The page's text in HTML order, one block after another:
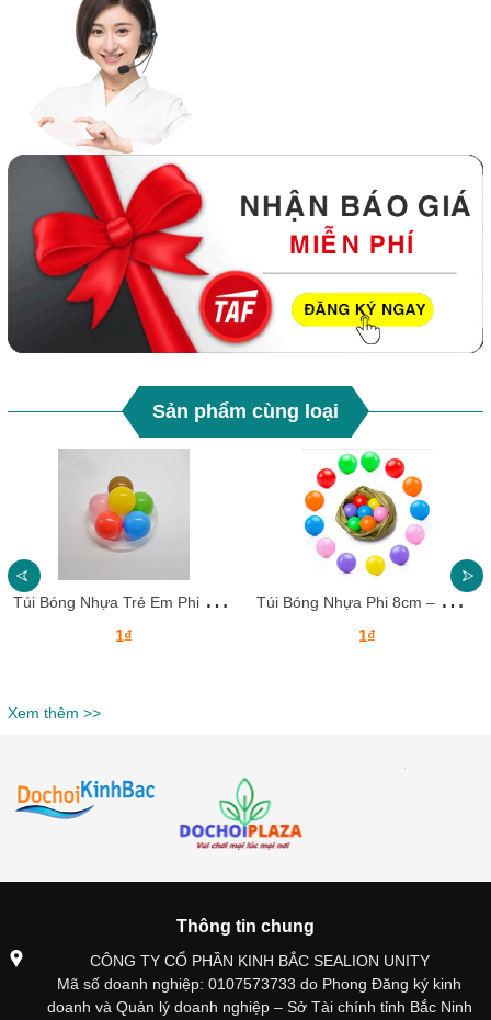
Sản phẩm cùng loại
T
úi Bóng Nhựa Trẻ Em Phi 7.5 cm – Đồ Chơi An Toàn, Màu Sắc
1₫
T
úi Bóng Nhựa Phi 8cm – Món Đồ Chơi Vận Động An Toàn Cho Bé
1₫
Xem thêm >>
Thông tin chung
CÔNG TY CỔ PHẦN KINH BẮC SEALION UNITY
Mã số doanh nghiệp: 0107573733 do Phong Đăng ký kinh
doanh và Quản lý doanh nghiệp – Sở Tài chính tỉnh Bắc Ninh